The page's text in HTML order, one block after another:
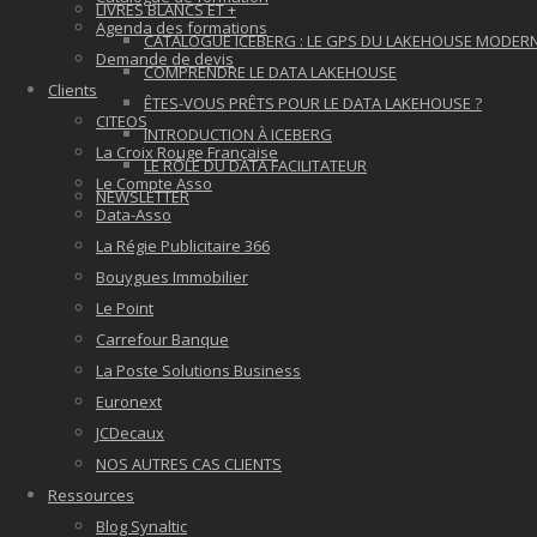
LIVRES BLANCS ET +
CATALOGUE ICEBERG : LE GPS DU LAKEHOUSE
COMPRENDRE LE DATA LAKEHOUSE
ÊTES-VOUS PRÊTS POUR LE DATA LAKEHOUSE ?
INTRODUCTION À ICEBERG
LE RÔLE DU DATA FACILITATEUR
NEWSLETTER
Agenda des formations
Demande de devis
Clients
CITEOS
La Croix Rouge Française
Le Compte Asso
Data-Asso
La Régie Publicitaire 366
Bouygues Immobilier
Le Point
Carrefour Banque
La Poste Solutions Business
Euronext
JCDecaux
NOS AUTRES CAS CLIENTS
Ressources
Blog Synaltic